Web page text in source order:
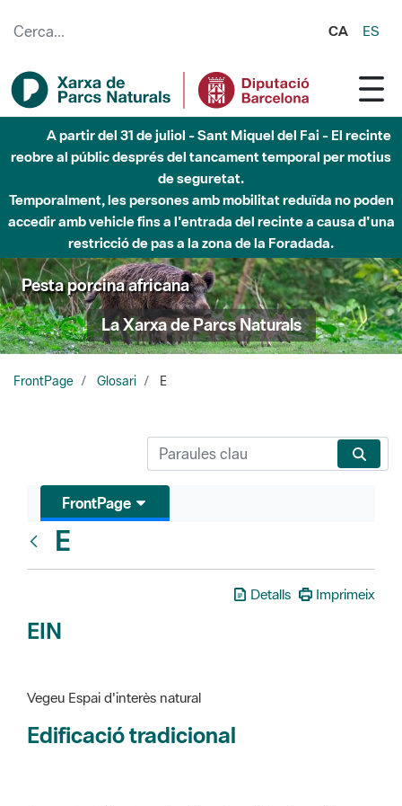
CA ES
A partir del 31 de juliol - Sant Miquel del Fai - El recinte
reobre al públic després del tancament temporal per motius
de seguretat.
Temporalment, les persones amb mobilitat reduïda no poden
accedir amb vehicle fins a l'entrada del recinte a causa d'una
restricció de pas a la zona de la Foradada.
Pesta porcina africana
La Xarxa de Parcs Naturals
FrontPage Glosari E
FrontPage
E
Detalls Imprimeix
EIN
Vegeu Espai d'interès natural
Edificació tradicional